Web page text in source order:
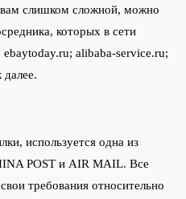
вам слишком сложной, можно
которых в сети
ebaytoday.ru; alibaba-service.ru;
используется одна из
POST и AIR MAIL. Все
требования относительно